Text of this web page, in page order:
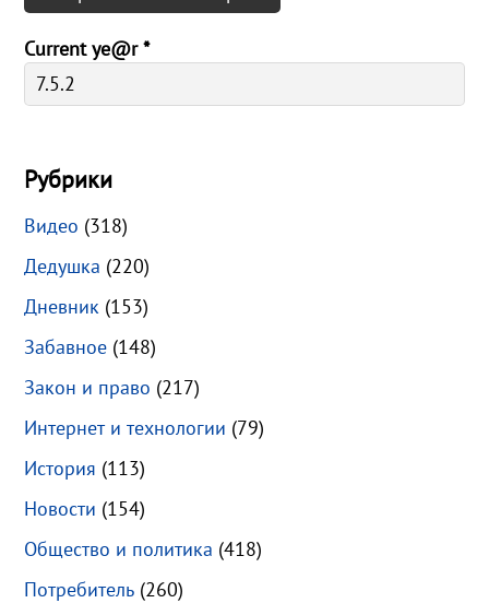
Current ye@r*
Рубрики
Видео (318)
Дедушка (220)
Дневник (153)
Забавное (148)
Закон и право (217)
Интернет и технологии (79)
История (113)
Новости (154)
Общество и политика (418)
Потребитель (260)